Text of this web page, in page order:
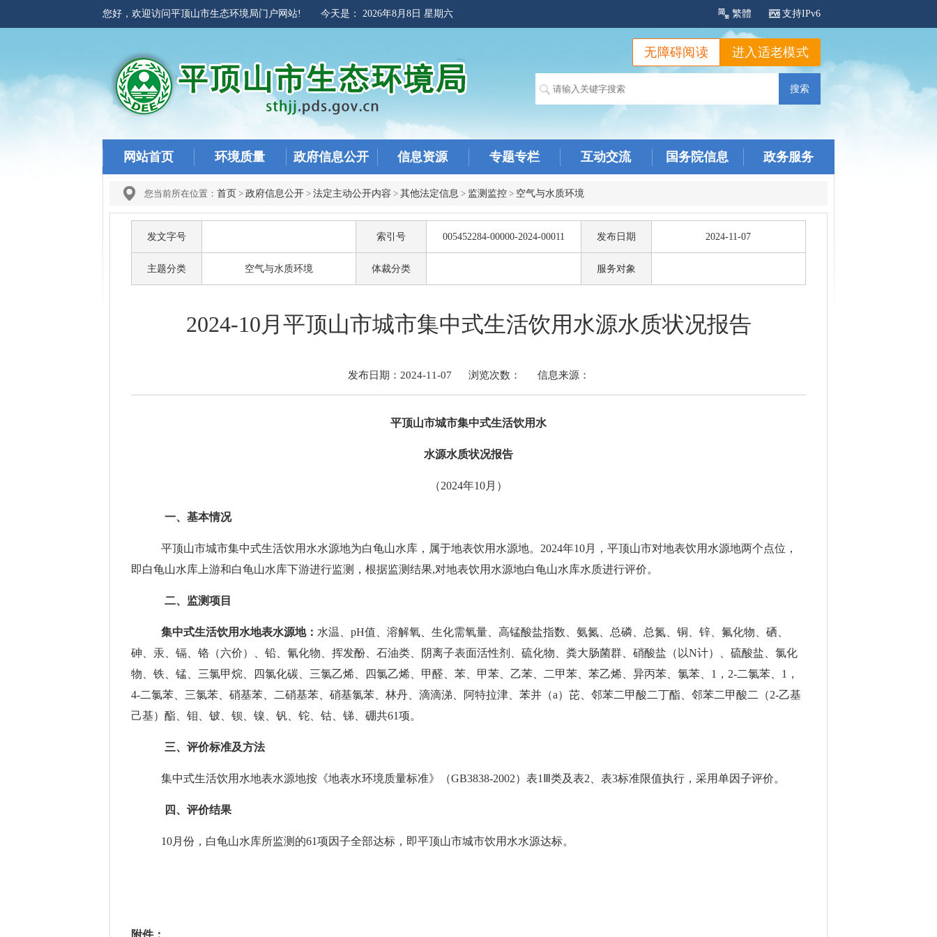
您好，欢迎访问平顶山市生态环境局门户网站! 今天是： 2026年8月8日 星期六 繁體 支持IPv6
进入适老模式
无障碍阅读
网站首页 环境质量 政府信息公开 信息资源 专题专栏 互动交流 国务院信息 政务服务
您当前所在位置： 首页 > 政府信息公开 > 法定主动公开内容 > 其他法定信息 > 监测监控 > 空气与水质环境
发文字号 索引号 005452284-00000-2024-00011 发布日期 2024-11-07
主题分类 空气与水质环境 体裁分类 服务对象
2024-10月平顶山市城市集中式生活饮用水源水质状况报告
发布日期：2024-11-07 浏览次数： 信息来源：
平顶山市城市集中式生活饮用水
水源水质状况报告
（2024年10月）
一、基本情况
平顶山市城市集中式生活饮用水水源地为白龟山水库，属于地表饮用水源地。 2024年10月
，平顶山市对地表饮用水源地两个点位，
即白龟山水库上游和白龟山水库下游进行监测，根据监测结果,对地表饮用水源地白龟山水库水质进行评价。
二、监测项目
集中式生活饮用水地表水源地： 水温、 pH值、溶解氧、生化需氧量、高锰酸盐指数、氨氮、总磷、总氮、铜、锌、氟化物、硒、
砷、汞、镉、铬（六价）、铅、氰化物、挥发酚、石油类、阴离子表面活性剂、硫化物、粪大肠菌群、硝酸盐（以N计）、硫酸盐、氯化
物、铁、锰、三氯甲烷、四氯化碳、三氯乙烯、四氯乙烯、甲醛、苯、甲苯、乙苯、二甲苯、苯乙烯、异丙苯、氯苯、1，2-二氯苯、1，
4-二氯苯、三氯苯、硝基苯、二硝基苯、硝基氯苯、林丹、滴滴涕、阿特拉津、苯并（a）芘、邻苯二甲酸二丁酯、邻苯二甲酸二（2-乙基
己基）酯、钼、铍、钡、镍、钒、铊、钴、锑、硼共61项。
三、评价标准及方法
集中式生活饮用水地表水源地按《地表水环境质量标准》（GB3838-2002）表1Ⅲ类及表2、表3标准限值执行，采用单因子评价。
四、评价结果
10月份，白龟山水库所监测的61项因子全部达标，即平顶山市城市饮用水水源达标。
附件：